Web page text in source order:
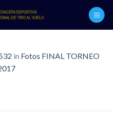
in Fotos FINAL TORNEO